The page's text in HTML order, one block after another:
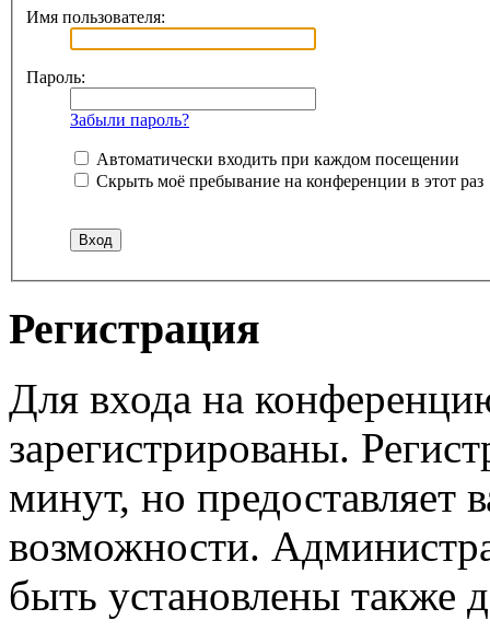
Имя пользователя:
Пароль:
Забыли пароль?
Автоматически входить при каждом посещении
Скрыть моё пребывание на конференции в этот раз
Регистрация
Для входа на
зарегистрированы.
минут, но предоставляет
возможности.
быть установлены также